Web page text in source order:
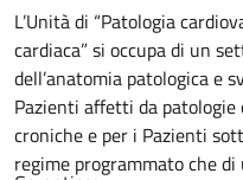
Descrizione
L’Unità di “Patologia
cardiaca” si occupa di un
dell’anatomia patologica e
Pazienti affetti da patologie
croniche e per i Pazienti
regime programmato che